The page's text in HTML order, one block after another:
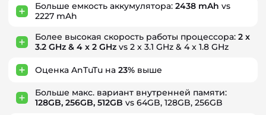
Больше емкость аккумулятора: 2438 mAh vs
2227 mAh
Более высокая скорость работы процессора: 2 x
3.2 GHz & 4 x 2 GHz vs 2 x 3.1 GHz & 4 x 1.8 GHz
Оценка AnTuTu на 23% выше
Больше макс. вариант внутренней памяти:
128GB, 256GB, 512GB vs 64GB, 128GB, 256GB